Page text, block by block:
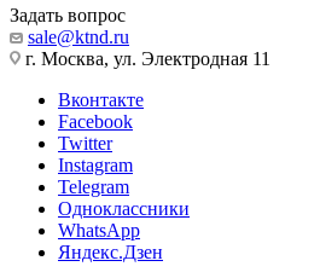
Задать вопрос
sale@ktnd.ru
г. Москва, ул. Электродная 11
Вконтакте
Facebook
Twitter
Instagram
Telegram
Одноклассники
WhatsApp
Яндекс.Дзен